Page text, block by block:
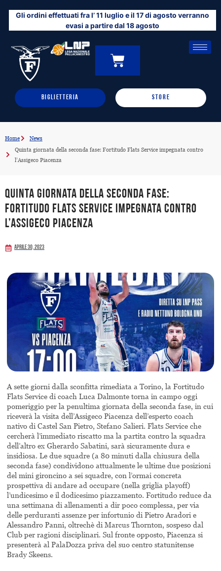
contenuto
Gli ordini effettuati fra l’ 11 luglio e il 17 di agosto verranno
evasi a partire dal 18 agosto
0
CARRELLO
BIGLIETTERIA STORE
Home
News
Quinta giornata della seconda fase: Fortitudo Flats Service impegnata contro
l’Assigeco Piacenza
Quinta giornata della seconda fase:
Fortitudo Flats Service impegnata contro
l’Assigeco Piacenza
Aprile 30, 2023
A sette giorni dalla sconfitta rimediata a Torino, la Fortitudo
Flats Service di coach Luca Dalmonte torna in campo oggi
pomeriggio per la penultima giornata della seconda fase, in cui
riceverà la visita dell’Assigeco Piacenza dell’esperto coach
nativo di Castel San Pietro, Stefano Salieri. Flats Service che
cercherà l’immediato riscatto ma la partita contro la squadra
dell’altro ex Gherardo Sabatini, sarà sicuramente dura e
insidiosa. Le due squadre (a 80 minuti dalla chiusura della
seconda fase) condividono attualmente le ultime due posizioni
del mini gironcino a sei squadre, con l’ormai concreta
prospettiva di andare ad occupare (nella griglia playoff)
l’undicesimo e il dodicesimo piazzamento. Fortitudo reduce da
una settimana di allenamenti a dir poco complessa, per via
delle perduranti assenze per infortunio di Pietro Aradori e
Alessandro Panni, oltrechè di Marcus Thornton, sospeso dal
Club per ragioni disciplinari. Sul fronte opposto, Piacenza si
presenterà al PalaDozza priva del suo centro statunitense
Brady Skeens.